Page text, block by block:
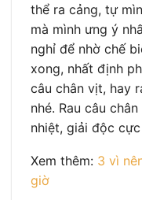
thể ra cảng, tự
mà mình ưng ý
nghỉ để nhờ chế
xong, nhất định
câu chân vịt, hay
nhé. Rau câu
nhiệt, giải độc
Xem thêm: 3 vì
giờ